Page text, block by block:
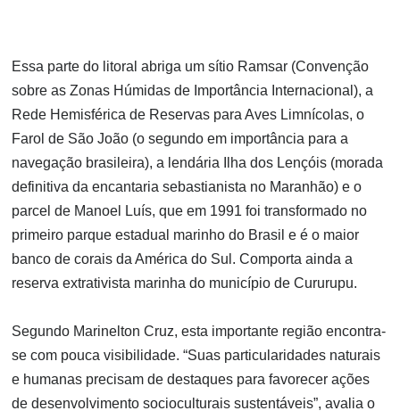
Essa parte do litoral abriga um sítio Ramsar (Convenção
sobre as Zonas Húmidas de Importância Internacional), a
Rede Hemisférica de Reservas para Aves Limnícolas, o
Farol de São João (o segundo em importância para a
navegação brasileira), a lendária Ilha dos Lençóis (morada
definitiva da encantaria sebastianista no Maranhão) e o
parcel de Manoel Luís, que em 1991 foi transformado no
primeiro parque estadual marinho do Brasil e é o maior
banco de corais da América do Sul. Comporta ainda a
reserva extrativista marinha do município de Cururupu.
Segundo Marinelton Cruz, esta importante região encontra-
se com pouca visibilidade. “Suas particularidades naturais
e humanas precisam de destaques para favorecer ações
de desenvolvimento socioculturais sustentáveis”, avalia o